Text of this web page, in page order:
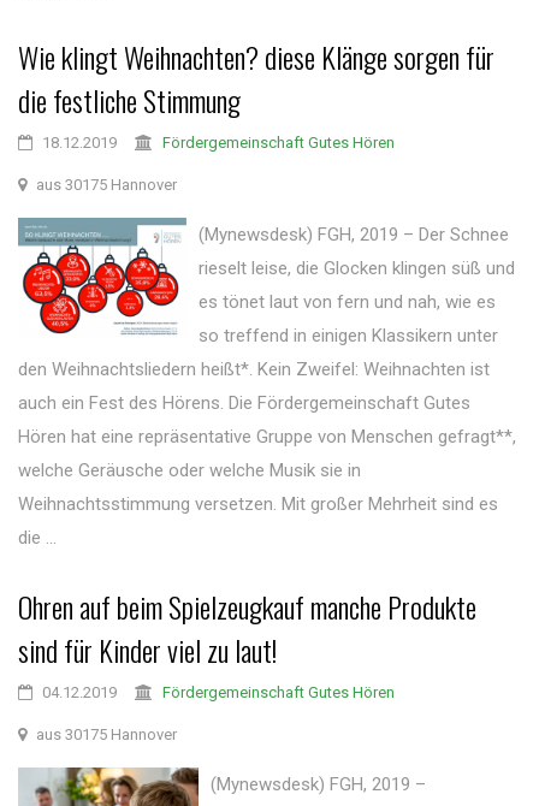
Wie klingt Weihnachten? diese Klänge sorgen für
die festliche Stimmung
18.12.2019 Fördergemeinschaft Gutes Hören
aus 30175 Hannover
(Mynewsdesk) FGH, 2019 – Der Schnee
rieselt leise, die Glocken klingen süß und
es tönet laut von fern und nah, wie es
so treffend in einigen Klassikern unter
den Weihnachtsliedern heißt*. Kein Zweifel: Weihnachten ist
auch ein Fest des Hörens. Die Fördergemeinschaft Gutes
Hören hat eine repräsentative Gruppe von Menschen gefragt**,
welche Geräusche oder welche Musik sie in
Weihnachtsstimmung versetzen. Mit großer Mehrheit sind es
die ...
Ohren auf beim Spielzeugkauf manche Produkte
sind für Kinder viel zu laut!
04.12.2019 Fördergemeinschaft Gutes Hören
aus 30175 Hannover
(Mynewsdesk) FGH, 2019 –